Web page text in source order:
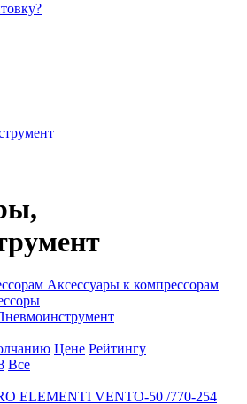
Аксессуары к компрессорам
Цене Рейтингу
Все